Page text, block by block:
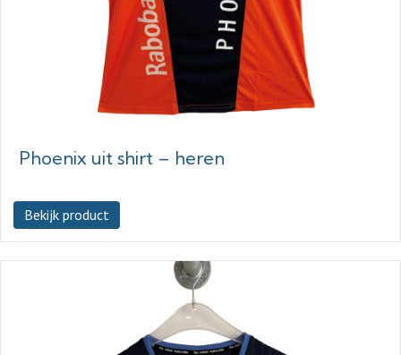
Phoenix uit shirt – heren
Bekijk product